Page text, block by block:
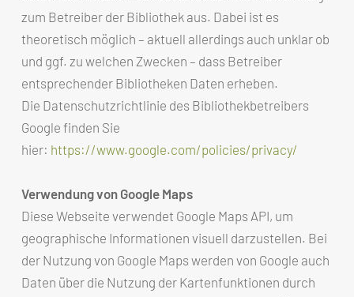
zum Betreiber der Bibliothek aus. Dabei ist es
theoretisch möglich – aktuell allerdings auch unklar ob
und ggf. zu welchen Zwecken – dass Betreiber
entsprechender Bibliotheken Daten erheben.
Die Datenschutzrichtlinie des Bibliothekbetreibers
Google finden Sie
hier: https://www.google.com/policies/privacy/
Verwendung von Google Maps
Diese Webseite verwendet Google Maps API, um
geographische Informationen visuell darzustellen. Bei
der Nutzung von Google Maps werden von Google auch
Daten über die Nutzung der Kartenfunktionen durch